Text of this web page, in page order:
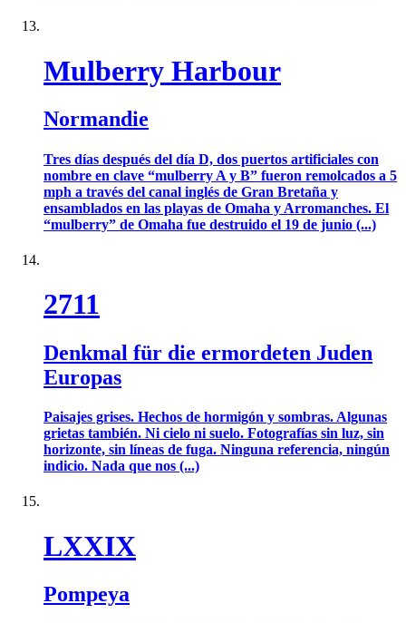
Mulberry Harbour
Normandie
Tres días después del día D, dos puertos artificiales con
nombre en clave “mulberry A y B” fueron remolcados a 5
mph a través del canal inglés de Gran Bretaña y
ensamblados en las playas de Omaha y Arromanches. El
“mulberry” de Omaha fue destruido el 19 de junio (...)
2711
Denkmal für die ermordeten Juden
Europas
Paisajes grises. Hechos de hormigón y sombras. Algunas
grietas también. Ni cielo ni suelo. Fotografías sin luz, sin
horizonte, sin líneas de fuga. Ninguna referencia, ningún
indicio. Nada que nos (...)
LXXIX
Pompeya